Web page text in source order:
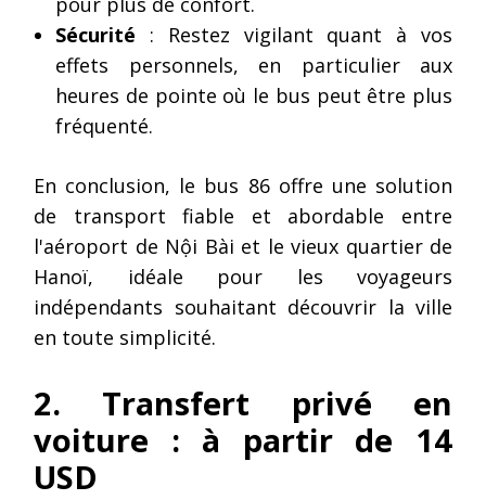
Sécurité : Restez vigilant quant à vos
effets personnels, en particulier aux
heures de pointe où le bus peut être plus
fréquenté.
En conclusion, le bus 86 offre une solution
de transport fiable et abordable entre
l'aéroport de Nội Bài et le vieux quartier de
Hanoï, idéale pour les voyageurs
indépendants souhaitant découvrir la ville
en toute simplicité.
2. Transfert privé en
voiture : à partir de 14
USD